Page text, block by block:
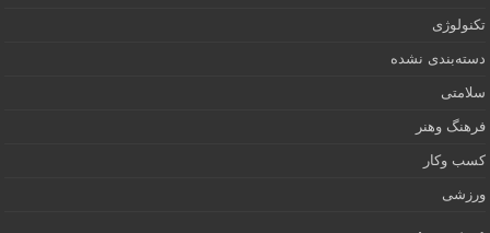
تکنولوژی
دسته‌بندی نشده
سلامتی
فرهنگ وهنر
کسب وکار
ورزشی